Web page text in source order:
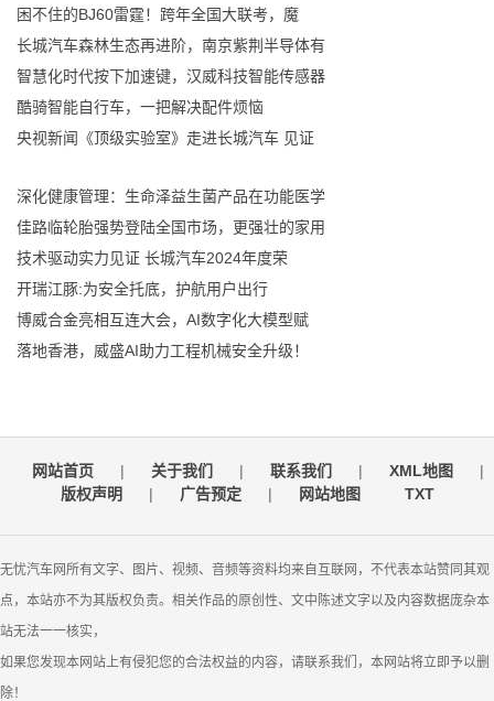
困不住的BJ60雷霆！跨年全国大联考，魔
长城汽车森林生态再进阶，南京紫荆半导体有
智慧化时代按下加速键，汉威科技智能传感器
酷骑智能自行车，一把解决配件烦恼
央视新闻《顶级实验室》走进长城汽车 见证
深化健康管理：生命泽益生菌产品在功能医学
佳路临轮胎强势登陆全国市场，更强壮的家用
技术驱动实力见证 长城汽车2024年度荣
开瑞江豚:为安全托底，护航用户出行
博威合金亮相互连大会，AI数字化大模型赋
落地香港，威盛AI助力工程机械安全升级！
网站首页 | 关于我们 | 联系我们 | XML地图
|
版权声明
| 广告预定 | 网站地图 TXT
无忧汽车网所有文字、图片、视频、音频等资料均来自互联网，不代表本站赞同其观
点，本站亦不为其版权负责。相关作品的原创性、文中陈述文字以及内容数据庞杂本
站无法一一核实，
如果您发现本网站上有侵犯您的合法权益的内容，请联系我们，本网站将立即予以删
除！